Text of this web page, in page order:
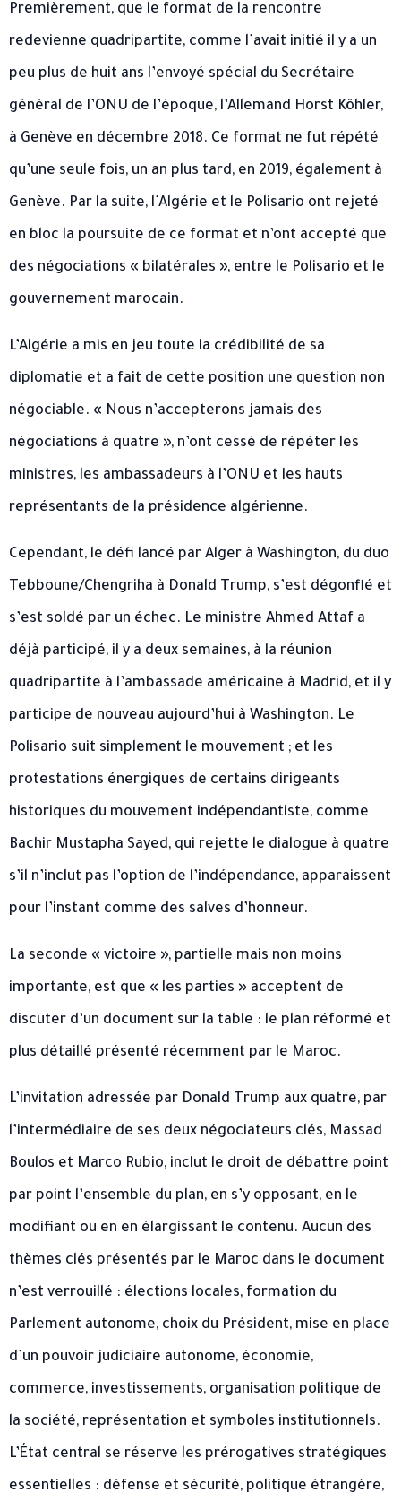
Premièrement, que le format de la rencontre
redevienne quadripartite, comme l’avait initié il y a un
peu plus de huit ans l’envoyé spécial du Secrétaire
général de l’ONU de l’époque, l’Allemand Horst Köhler,
à Genève en décembre 2018. Ce format ne fut répété
qu’une seule fois, un an plus tard, en 2019, également à
Genève. Par la suite, l’Algérie et le Polisario ont rejeté
en bloc la poursuite de ce format et n’ont accepté que
des négociations « bilatérales », entre le Polisario et le
gouvernement marocain.
L’Algérie a mis en jeu toute la crédibilité de sa
diplomatie et a fait de cette position une question non
négociable. « Nous n’accepterons jamais des
négociations à quatre », n’ont cessé de répéter les
ministres, les ambassadeurs à l’ONU et les hauts
représentants de la présidence algérienne.
Cependant, le défi lancé par Alger à Washington, du duo
Tebboune/Chengriha à Donald Trump, s’est dégonflé et
s’est soldé par un échec. Le ministre Ahmed Attaf a
déjà participé, il y a deux semaines, à la réunion
quadripartite à l’ambassade américaine à Madrid, et il y
participe de nouveau aujourd’hui à Washington. Le
Polisario suit simplement le mouvement ; et les
protestations énergiques de certains dirigeants
historiques du mouvement indépendantiste, comme
Bachir Mustapha Sayed, qui rejette le dialogue à quatre
s’il n’inclut pas l’option de l’indépendance, apparaissent
pour l’instant comme des salves d’honneur.
La seconde « victoire », partielle mais non moins
importante, est que « les parties » acceptent de
discuter d’un document sur la table : le plan réformé et
plus détaillé présenté récemment par le Maroc.
L’invitation adressée par Donald Trump aux quatre, par
l’intermédiaire de ses deux négociateurs clés, Massad
Boulos et Marco Rubio, inclut le droit de débattre point
par point l’ensemble du plan, en s’y opposant, en le
modifiant ou en en élargissant le contenu. Aucun des
thèmes clés présentés par le Maroc dans le document
n’est verrouillé : élections locales, formation du
Parlement autonome, choix du Président, mise en place
d’un pouvoir judiciaire autonome, économie,
commerce, investissements, organisation politique de
la société, représentation et symboles institutionnels.
L’État central se réserve les prérogatives stratégiques
essentielles : défense et sécurité, politique étrangère,